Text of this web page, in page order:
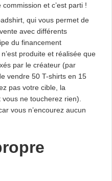
et c’est parti !
qui vous permet de
avec différents
du financement
produite et réalisée que
par le créateur (par
vendre 50 T-shirts en 15
pas votre cible, la
ne toucherez rien).
vous n’encourez aucun